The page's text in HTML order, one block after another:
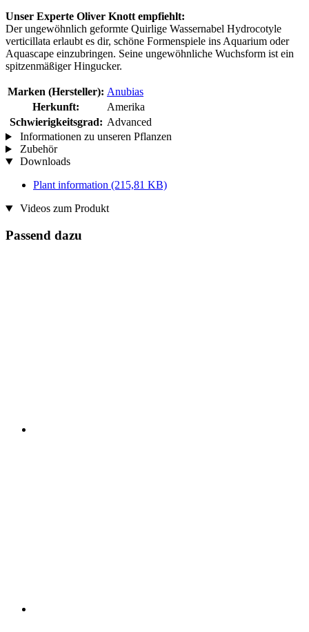
Unser Experte Oliver Knott empfiehlt:
Der ungewöhnlich geformte Quirlige Wassernabel Hydrocotyle
verticillata erlaubt es dir, schöne Formenspiele ins Aquarium oder
Aquascape einzubringen. Seine ungewöhnliche Wuchsform ist ein
spitzenmäßiger Hingucker.
Marken (Hersteller): Anubias
Herkunft:
Amerika
Schwierigkeitsgrad: Advanced
Informationen zu unseren Pflanzen
Zubehör
Downloads
Plant information (215,81 KB)
Videos zum Produkt
Passend dazu